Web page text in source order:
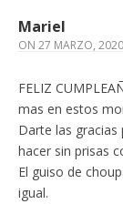
Mariel
ON 27 MARZO,
FELIZ
mas en estos
Darte las
hacer sin prisas
El guiso de
igual.